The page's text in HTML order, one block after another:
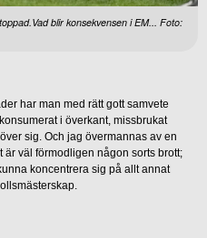
blir konsekvensen i EM... Foto:
har man med rätt gott samvete
i överkant, missbrukat
sig. Och jag övermannas av en
väl förmodligen någon sorts brott;
koncentrera sig på allt annat